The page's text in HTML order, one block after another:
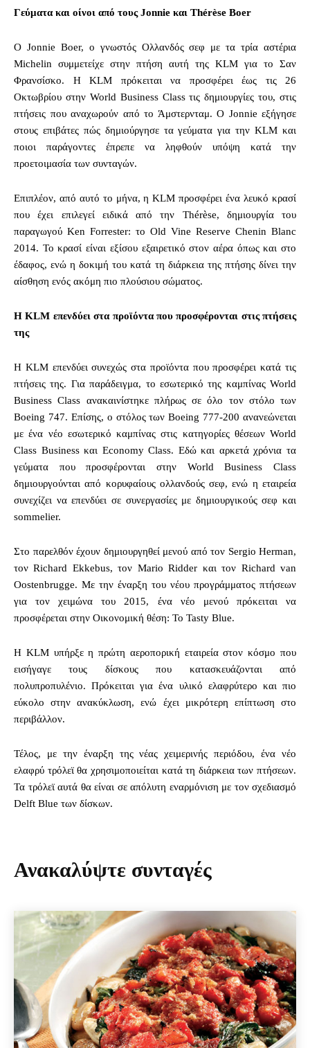
Γεύματα και οίνοι από τους Jonnie και Thérèse Boer
O Jonnie Boer, o γνωστός Ολλανδός σεφ με τα τρία αστέρια
Michelin συμμετείχε στην πτήση αυτή της KLM για το Σαν
Φρανσίσκο. Η KLM πρόκειται να προσφέρει έως τις 26
Οκτωβρίου στην World Business Class τις δημιουργίες του, στις
πτήσεις που αναχωρούν από το Άμστερνταμ. Ο Jonnie εξήγησε
στους επιβάτες πώς δημιούργησε τα γεύματα για την KLM και
ποιοι παράγοντες έπρεπε να ληφθούν υπόψη κατά την
προετοιμασία των συνταγών.
Επιπλέον, από αυτό το μήνα, η KLM προσφέρει ένα λευκό κρασί
που έχει επιλεγεί ειδικά από την Thérèse, δημιουργία του
παραγωγού Ken Forrester: το Old Vine Reserve Chenin Blanc
2014. Το κρασί είναι εξίσου εξαιρετικό στον αέρα όπως και στο
έδαφος, ενώ η δοκιμή του κατά τη διάρκεια της πτήσης δίνει την
αίσθηση ενός ακόμη πιο πλούσιου σώματος.
Η KLM επενδύει στα προϊόντα που προσφέρονται στις πτήσεις
της
Η KLM επενδύει συνεχώς στα προϊόντα που προσφέρει κατά τις
πτήσεις της. Για παράδειγμα, το εσωτερικό της καμπίνας World
Business Class ανακαινίστηκε πλήρως σε όλο τον στόλο των
Boeing 747. Επίσης, ο στόλος των Boeing 777-200 ανανεώνεται
με ένα νέο εσωτερικό καμπίνας στις κατηγορίες θέσεων World
Class Business και Economy Class. Εδώ και αρκετά χρόνια τα
γεύματα που προσφέρονται στην World Business Class
δημιουργούνται από κορυφαίους ολλανδούς σεφ, ενώ η εταιρεία
συνεχίζει να επενδύει σε συνεργασίες με δημιουργικούς σεφ και
sommelier.
Στο παρελθόν έχουν δημιουργηθεί μενού από τον Sergio Herman,
τον Richard Ekkebus, τον Mario Ridder και τον Richard van
Oostenbrugge. Με την έναρξη του νέου προγράμματος πτήσεων
για τον χειμώνα του 2015, ένα νέο μενού πρόκειται να
προσφέρεται στην Οικονομική θέση: Το Tasty Blue.
H KLM υπήρξε η πρώτη αεροπορική εταιρεία στον κόσμο που
εισήγαγε τους δίσκους που κατασκευάζονται από
πολυπροπυλένιο. Πρόκειται για ένα υλικό ελαφρύτερο και πιο
εύκολο στην ανακύκλωση, ενώ έχει μικρότερη επίπτωση στο
περιβάλλον.
Τέλος, με την έναρξη της νέας χειμερινής περιόδου, ένα νέο
ελαφρύ τρόλεϊ θα χρησιμοποιείται κατά τη διάρκεια των πτήσεων.
Τα τρόλεϊ αυτά θα είναι σε απόλυτη εναρμόνιση με τον σχεδιασμό
Delft Blue των δίσκων.
Ανακαλύψτε συνταγές